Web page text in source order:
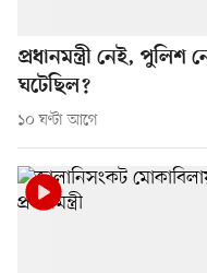
প্রধানমন্ত্রী নেই,
ঘটেছিল?
১০ ঘণ্টা আগে